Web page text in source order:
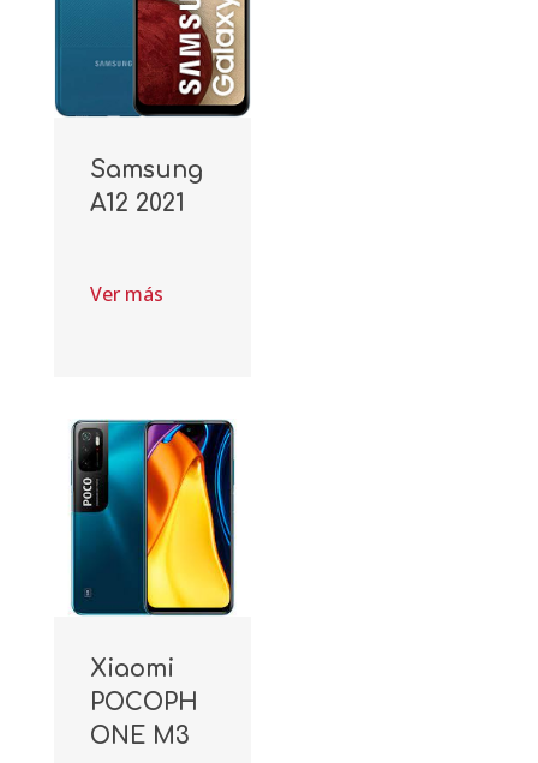
Samsung
A12 2021
Ver más
Xiaomi
POCOPH
ONE M3